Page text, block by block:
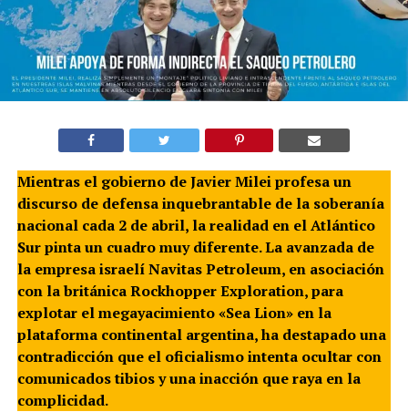
Mientras el gobierno de Javier Milei profesa un
discurso de defensa inquebrantable de la soberanía
nacional cada 2 de abril, la realidad en el Atlántico
Sur pinta un cuadro muy diferente. La avanzada de
la empresa israelí Navitas Petroleum, en asociación
con la británica Rockhopper Exploration, para
explotar el megayacimiento «Sea Lion» en la
plataforma continental argentina, ha destapado una
contradicción que el oficialismo intenta ocultar con
comunicados tibios y una inacción que raya en la
complicidad.